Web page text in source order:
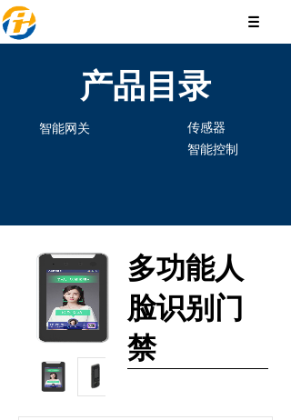
产品目录
智能网关
传感器
智能控制
多功能人
脸识别门
禁